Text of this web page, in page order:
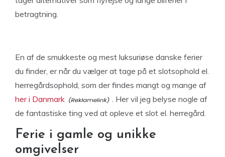
betragtning.
En af de smukkeste og mest luksuriøse danske ferier
du finder, er når du vælger at tage på et slotsophold el.
herregårdsophold, som der findes mangt og mange af
her i Danmark
. Her vil jeg belyse nogle af
de fantastiske ting ved at opleve et slot el. herregård.
Ferie i gamle og unikke
omgivelser